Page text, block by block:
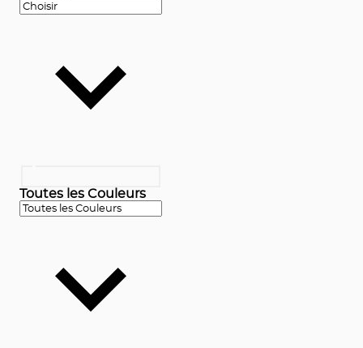
Toutes les Couleurs